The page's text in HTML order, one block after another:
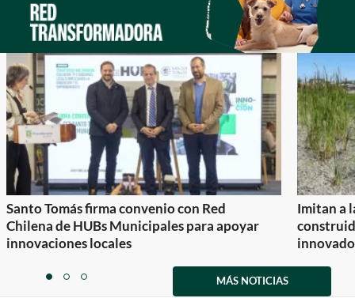
Santo Tomás firma convenio con Red
Chilena de HUBs Municipales para apoyar
innovaciones locales
Imitan a
itemitemitem
MÁS NOTICIAS